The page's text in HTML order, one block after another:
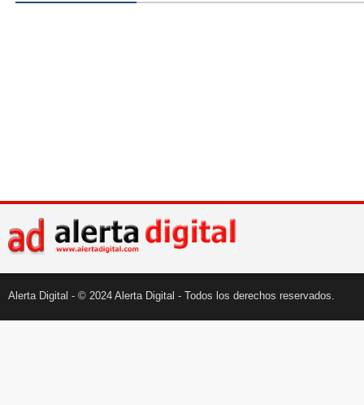
Alerta Digital - © 2024 Alerta Digital - Todos los derechos reservados.